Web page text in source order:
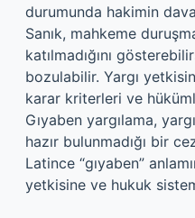
durumunda hakimin
Sanık, mahkeme
katılmadığını
bozulabilir. Yargı
karar kriterleri ve
Gıyaben yargılama,
hazır bulunmadığı bir
Latince “gıyaben”
yetkisine ve hukuk